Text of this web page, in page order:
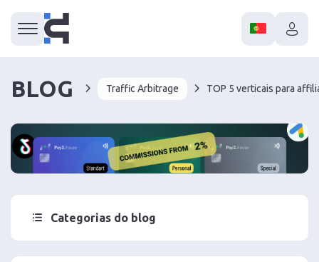
BLOG Traffic Arbitrage TOP 5 verticais para
Categorias do blog